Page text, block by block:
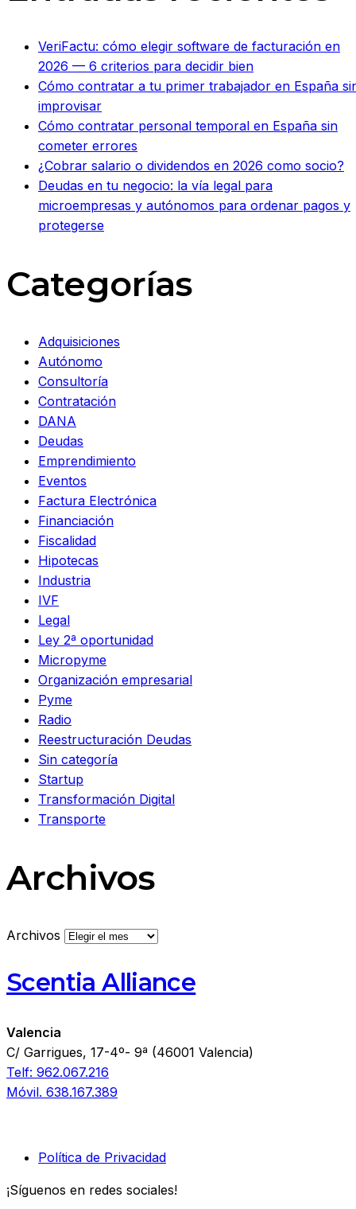
VeriFactu: cómo elegir software de facturación en
2026 — 6 criterios para decidir bien
Cómo contratar a tu primer trabajador en España
improvisar
Cómo contratar personal temporal en España sin
cometer errores
¿Cobrar salario o dividendos en 2026 como socio?
Deudas en tu negocio: la vía legal para
microempresas y autónomos para ordenar pagos y
protegerse
Categorías
Adquisiciones
Autónomo
Consultoría
Contratación
DANA
Deudas
Emprendimiento
Eventos
Factura Electrónica
Financiación
Fiscalidad
Hipotecas
Industria
IVF
Legal
Ley 2ª oportunidad
Micropyme
Organización empresarial
Pyme
Radio
Reestructuración Deudas
Sin categoría
Startup
Transformación Digital
Transporte
Archivos
Archivos
Scentia Alliance
Valencia
C/ Garrigues, 17-4º- 9ª (46001 Valencia)
Telf: 962.067.216
Móvil. 638.167.389
Política de Privacidad
¡Síguenos en redes sociales!